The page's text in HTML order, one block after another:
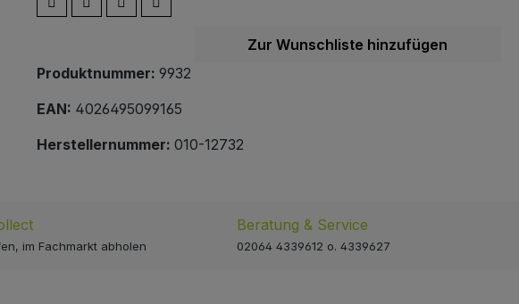
Zur Wunschliste hinzufügen
Produktnummer: 9932
EAN: 4026495099165
Herstellernummer: 010-12732
im Fachmarkt abholen
Beratung & Service
02064 4339612 o. 4339627